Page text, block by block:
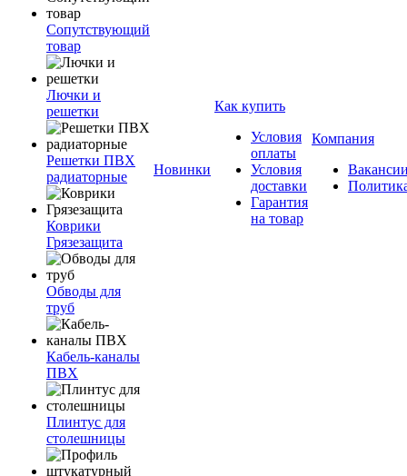
Сопутствующий
товар
Лючки и
решетки
Решетки ПВХ
радиаторные
Коврики
Грязезащита
Обводы для
труб
Кабель-каналы
ПВХ
Плинтус для
столешницы
Новинки
Как купить
Условия
оплаты
Условия
доставки
Гарантия
на товар
Компания